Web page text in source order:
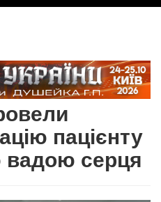
пацієнту
вадою серця